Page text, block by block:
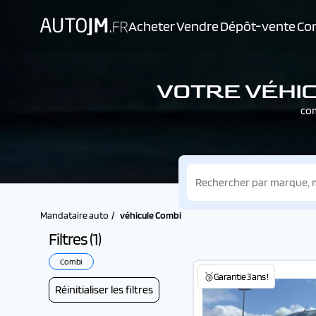
AcheterVendreDépôt-vente
VOTRE
Mandataire auto véhicule Combi
Filtres (1)
Combi
Réinitialiser les filtres
🥉Garantie 3 ans !